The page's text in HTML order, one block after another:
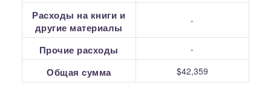
Расходы на книги и
другие материалы
-
Прочие расходы -
Общая сумма $42,359